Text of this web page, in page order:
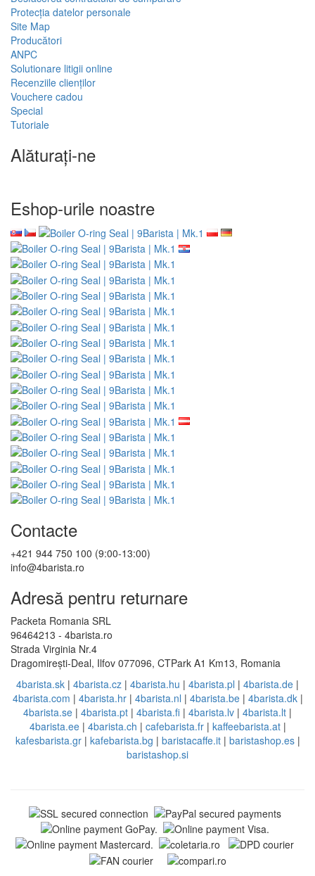
Protecția datelor personale
Site Map
Producători
ANPC
Solutionare litigii online
Recenziile clienților
Vouchere cadou
Special
Tutoriale
Alăturați-ne
Eshop-urile noastre
Contacte
+421 944 750 100 (9:00-13:00)
info@4barista.ro
Adresă pentru returnare
Packeta Romania SRL
96464213 - 4barista.ro
Strada Virginia Nr.4
Dragomirești-Deal, Ilfov 077096, CTPark A1 Km13, Romania
4barista.sk | 4barista.cz | 4barista.hu | 4barista.pl | 4barista.de |
4barista.com | 4barista.hr| 4barista.nl | 4barista.be| 4barista.dk|
4barista.se | 4barista.pt | 4barista.fi | 4barista.lv | 4barista.lt |
4barista.ee| 4barista.ch | cafebarista.fr| kaffeebarista.at|
kafesbarista.gr| kafebarista.bg | baristacaffe.it| baristashop.es|
baristashop.si